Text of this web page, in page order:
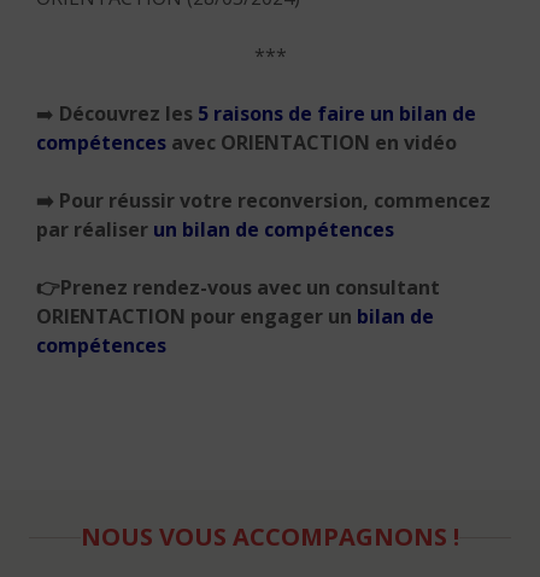
***
➡️ Découvrez les 5 raisons de faire un bilan de
compétences avec ORIENTACTION en vidéo
➡️ Pour réussir votre reconversion, commencez
par réaliser un bilan de compétences
👉Prenez rendez-vous avec un consultant
ORIENTACTION pour engager un bilan de
compétences
NOUS VOUS ACCOMPAGNONS !